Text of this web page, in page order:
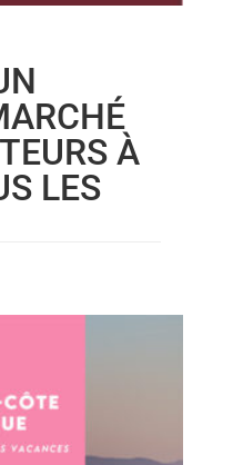
À
LES